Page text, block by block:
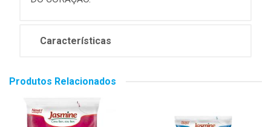
Características
Produtos Relacionados